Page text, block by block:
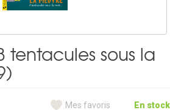
tentacules sous la
Mes favoris En stock